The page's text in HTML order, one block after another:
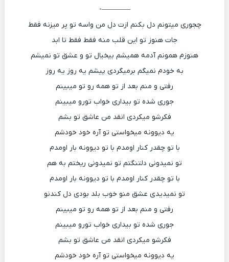
————-
چجوری میتونم دل بکنم ازت دل من واسه تو پر میزنه فقط
جات هنوز تو این قلب منه فقط فقط تا ابد
هنوزم همونم آدمه همیشم بیخیال تو و عشق تو نمیشم
به خودم نمیگم برمیگردی پیشم یه روز یه روز
رفتی و منم بعد از تو همه رو تو میبینم
جوری شده تو بیداری خواب تورو میبینم
فکرشو میکردی انقد من عاشق تو بشم
یه دیوونه میخواستی تو آره خود خودشم
با تو چقدر کنار اومدم با تو دیوونه بار اومدم
تو نمیدونی دلتنگتم تو نمیدونی ریختم به هم
با تو چقدر کنار اومدم با تو دیوونه بار اومدم
تو نمیدیدی عشق منو خوب بلد بودی دل کندنو
رفتی و منم بعد از تو همه رو تو میبینم
جوری شده تو بیداری خواب تورو میبینم
فکرشو میکردی انقد من عاشق تو بشم
یه دیوونه میخواستی تو آره خود خودشم